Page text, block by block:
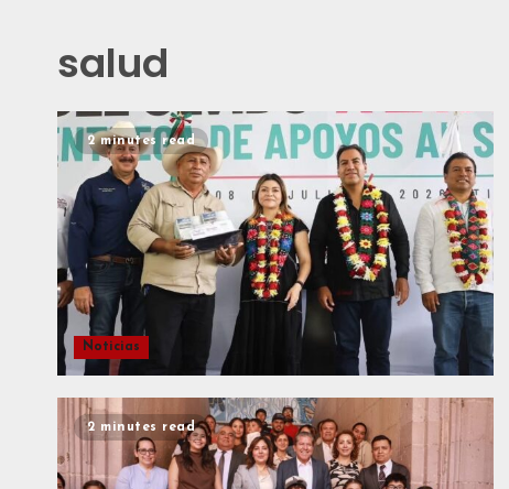
salud
2 minutes read
Noticias
2 minutes read